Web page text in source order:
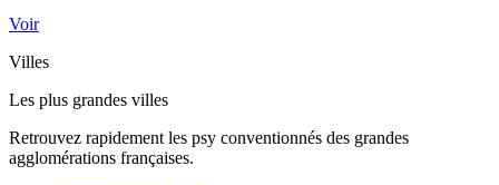
Voir
Villes
Les plus grandes villes
Retrouvez rapidement les psy conventionnés des grandes
agglomérations françaises.